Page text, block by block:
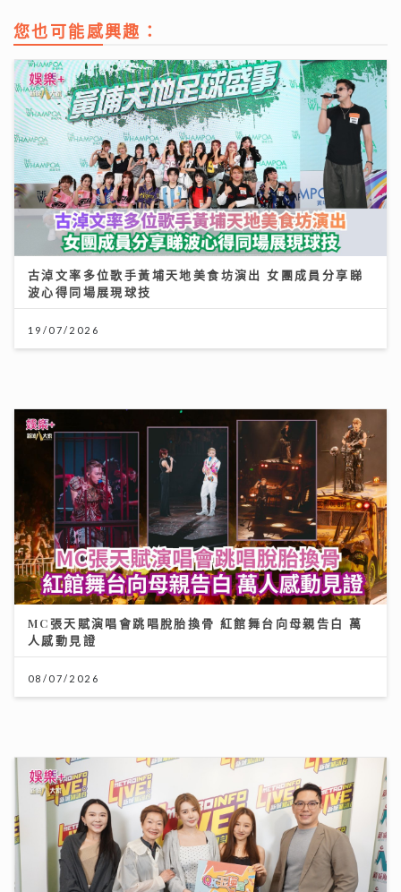
您也可能感興趣：
古淖文率多位歌手黃埔天地美食坊演出 女團成員分享睇
波心得同場展現球技
19/07/2026
MC張天賦演唱會跳唱脫胎換骨 紅館舞台向母親告白 萬
人感動見證
08/07/2026
《QK玉瑛室》｜施匡翹與JC新歌唱出女生之間細膩情感
《JZ Society》把友情變成音樂企劃